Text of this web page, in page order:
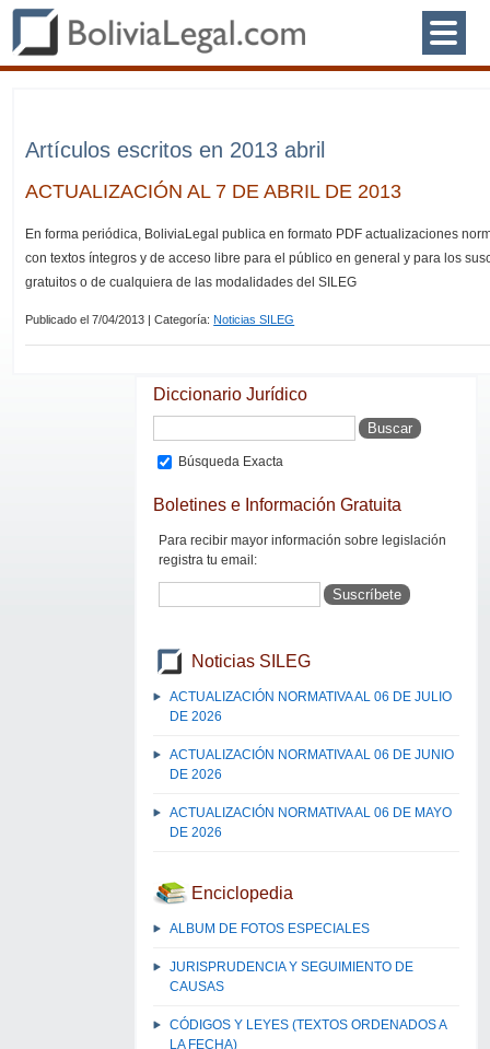
Artículos escritos en 2013 abril
ACTUALIZACIÓN AL 7 DE ABRIL DE 2013
En forma periódica, BoliviaLegal publica en formato PDF actualizaciones
con textos íntegros y de acceso libre para el público en general y para los
gratuitos o de cualquiera de las modalidades del SILEG
Publicado el 7/04/2013 | Categoría: Noticias SILEG
Diccionario Jurídico
Búsqueda Exacta
Boletines e Información Gratuita
Para recibir mayor información sobre legislación
registra tu email:
Noticias SILEG
ACTUALIZACIÓN NORMATIVA AL 06 DE JULIO
DE 2026
ACTUALIZACIÓN NORMATIVA AL 06 DE JUNIO
DE 2026
ACTUALIZACIÓN NORMATIVA AL 06 DE MAYO
DE 2026
Enciclopedia
ALBUM DE FOTOS ESPECIALES
JURISPRUDENCIA Y SEGUIMIENTO DE
CAUSAS
CÓDIGOS Y LEYES (TEXTOS ORDENADOS A
LA FECHA)